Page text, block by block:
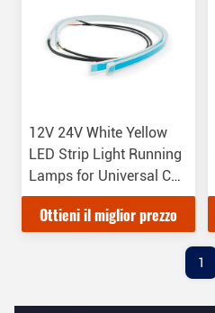
12V 24V White Yellow
LED Strip Light Running
Lamps for Universal Car
Decorative Light
Ottieni il miglior prezzo
1